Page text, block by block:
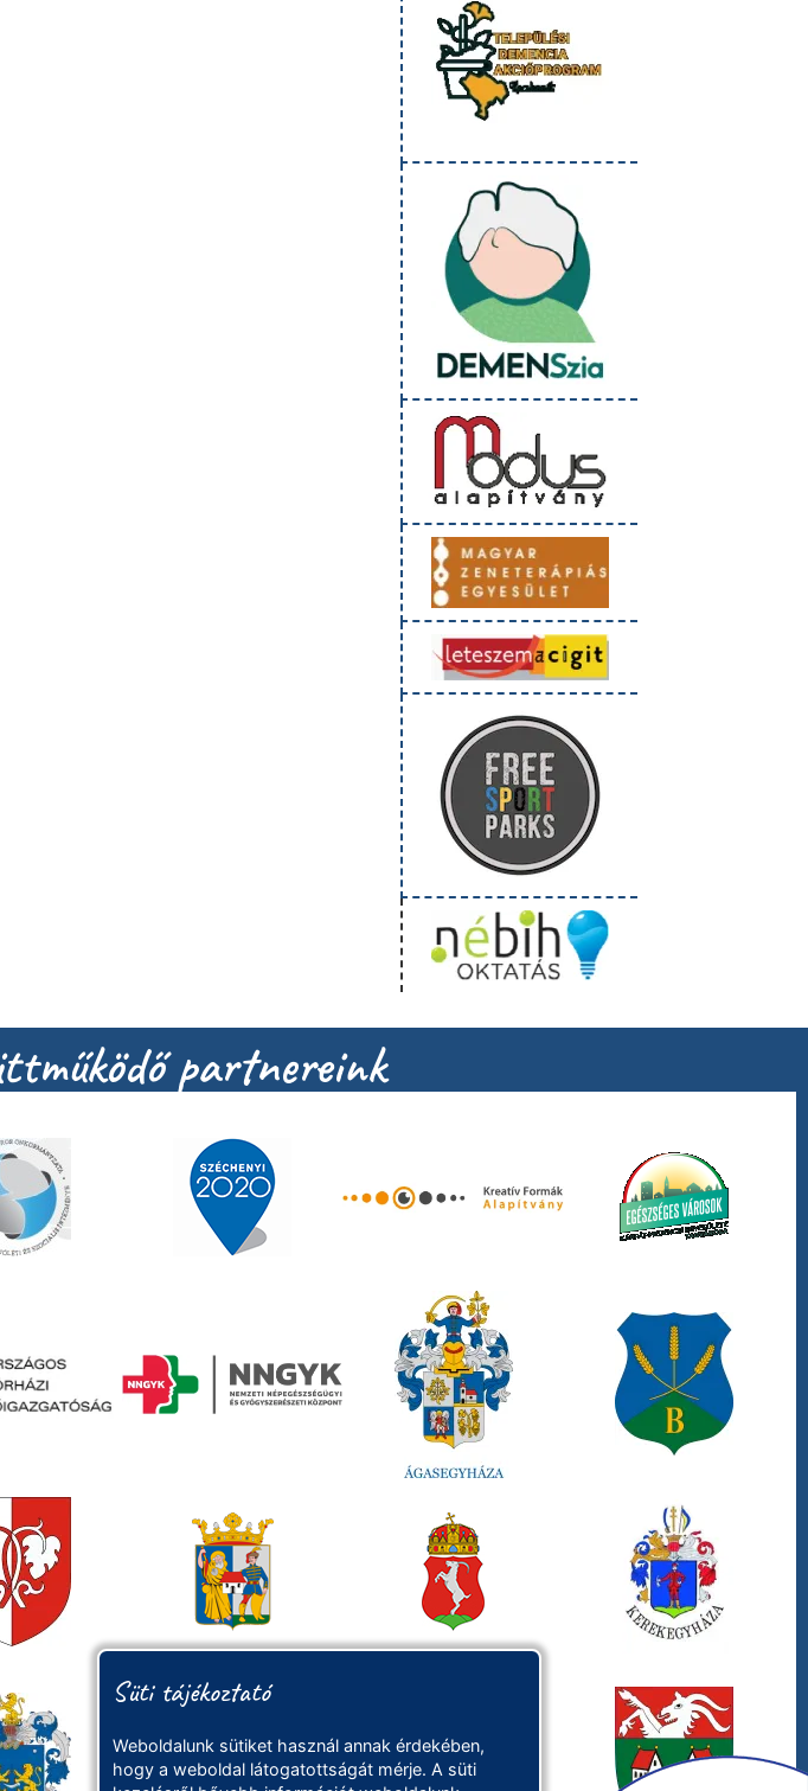
partnereink
Süti tájékoztató
Weboldalunk sütiket használ annak érdekében,
hogy a weboldal látogatottságát mérje. A süti